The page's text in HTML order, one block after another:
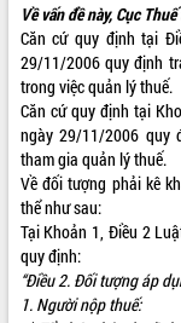
Khám bệnh, cấp phát
và tặng quà người dân xã
Hội nghị UBND tỉnh Đắk
tháng 7/2026
Lễ truy tặng danh hiệu
Nam Anh hùng” và trao
Lao động
UBND tỉnh Đắk Lắk triển
vụ 6 tháng cuối năm 2026
ALBUM ẢNH
Về vấn đề này, Cục
Căn cứ quy định tại
29/11/2006 quy định
trong việc quản lý thuế.
Căn cứ quy định tại
ngày 29/11/2006 quy
tham gia quản lý thuế.
Về đối tượng phải kê
thể như sau:
Tại Khoản 1, Điều 2
quy định:
“Điều 2. Đối tượng áp
1. Người nộp thuế: